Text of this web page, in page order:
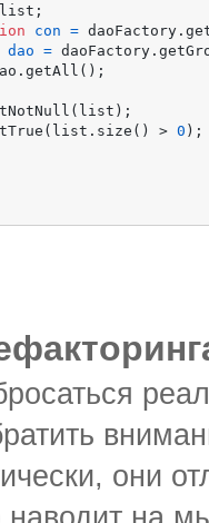
con =
dao =
>
0 );
они